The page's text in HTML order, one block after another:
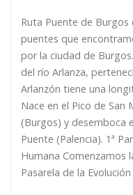
Ruta Puente de
puentes que
por la ciudad de
del río Arlanza,
Arlanzón tiene una
Nace en el Pico de San
(Burgos) y desemboca
Puente (Palencia). 1ª
Humana Comenzamos
Pasarela de la